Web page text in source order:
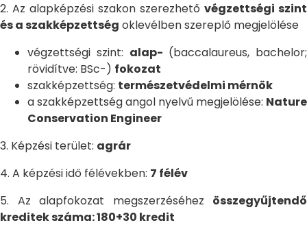
2. Az alapképzési szakon szerezhető végzettségi szint
és a szakképzettség oklevélben szereplő megjelölése
végzettségi szint: alap- (baccalaureus, bachelor;
rövidítve: BSc-) fokozat
szakképzettség: természetvédelmi mérnök
a szakképzettség angol nyelvű megjelölése: Nature
Conservation Engineer
3. Képzési terület: agrár
4. A képzési idő félévekben: 7 félév
5. Az alapfokozat megszerzéséhez összegyűjtendő
kreditek száma: 180+30 kredit